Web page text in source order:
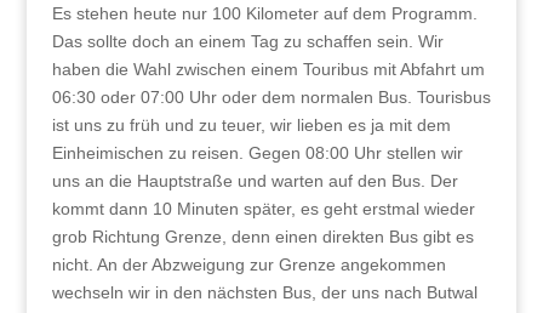
Es stehen heute nur 100 Kilometer auf dem Programm.
Das sollte doch an einem Tag zu schaffen sein. Wir
haben die Wahl zwischen einem Touribus mit Abfahrt um
06:30 oder 07:00 Uhr oder dem normalen Bus. Tourisbus
ist uns zu früh und zu teuer, wir lieben es ja mit dem
Einheimischen zu reisen. Gegen 08:00 Uhr stellen wir
uns an die Hauptstraße und warten auf den Bus. Der
kommt dann 10 Minuten später, es geht erstmal wieder
grob Richtung Grenze, denn einen direkten Bus gibt es
nicht. An der Abzweigung zur Grenze angekommen
wechseln wir in den nächsten Bus, der uns nach Butwal